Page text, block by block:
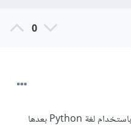
0
اول شي ادخل دورة تطوير التطبيقات باستخدام لغة Python بعدها